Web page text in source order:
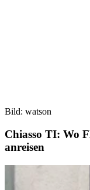
Bild: watson
Chiasso TI: Wo
anreisen